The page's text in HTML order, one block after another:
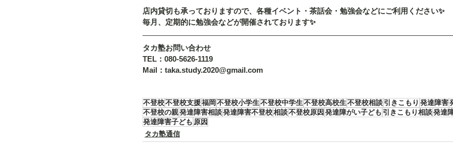
店内貸切も承っておりますので、各種イベント・茶話会・勉強会などにご利用ください✨
毎月、定期的に勉強会などが開催されております✨
タカ塾お問い合わせ
TEL：080-5626-1119
Mail：taka.study.2020@gmail.com
不登校不登校支援福岡 不登校小学生不登校中学生不登校高校生不登校相談引きこもり 発達障害
不登校の親発達障害相談発達障害不登校相談不登校原因 発達障がい子ども 引きこもり相談発達
発達障害子ども 原因
タカ塾通信